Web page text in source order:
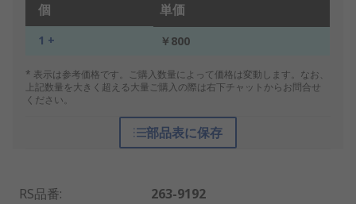
個 単価
1 + ￥800
* 表示は参考価格です。ご購入数量によって価格は変動します。なお、
上記数量を大きく超える大量ご購入の際は右下チャットからお問合せ
ください。
部品表に保存
RS品番:
263-9192